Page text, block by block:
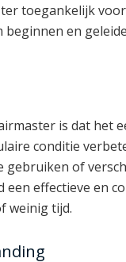
toegankelijk
beginnen en
is dat het
conditie
gebruiken of
effectieve en
weinig tijd.